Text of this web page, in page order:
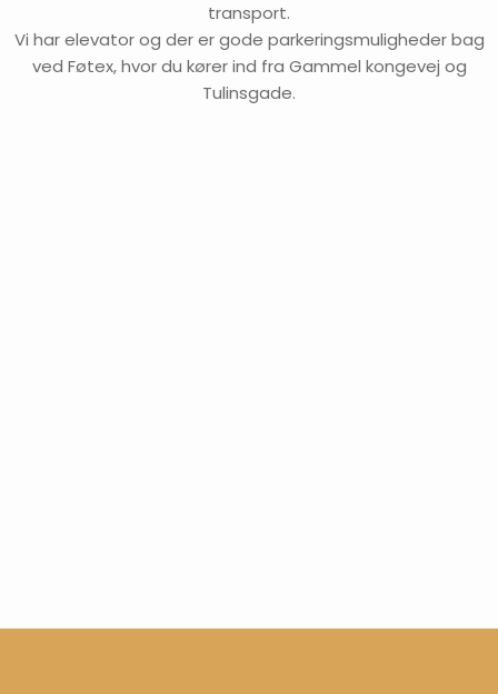
transport.
Vi har elevator og der er gode parkeringsmuligheder bag
ved Føtex, hvor du kører ind fra Gammel kongevej og
Tulinsgade.